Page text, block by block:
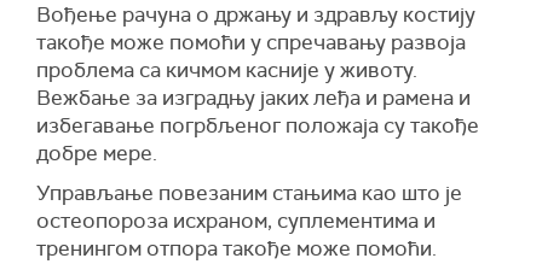
Вођење рачуна о држању и здрављу костију
такође може помоћи у спречавању развоја
проблема са кичмом касније у животу.
Вежбање за изградњу јаких леђа и рамена и
избегавање погрбљеног положаја су такође
добре мере.
Управљање повезаним стањима као што је
остеопороза исхраном, суплементима и
тренингом отпора такође може помоћи.